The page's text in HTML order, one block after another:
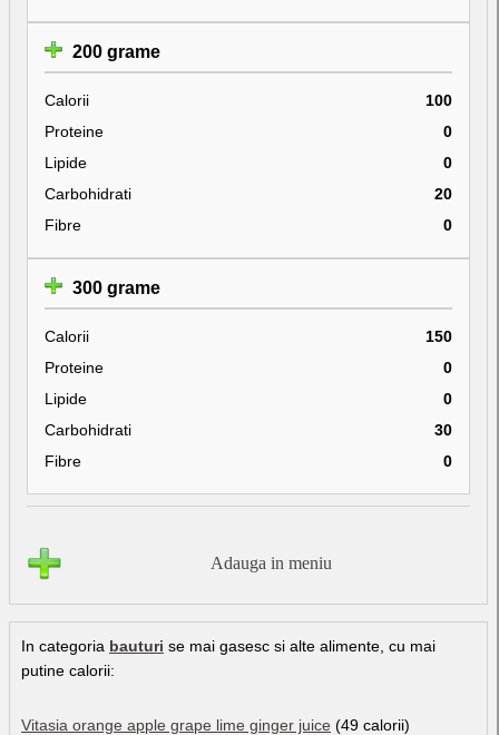
200 grame
Calorii
100
Proteine
0
Lipide
0
Carbohidrati
20
Fibre
0
300 grame
Calorii
150
Proteine
0
Lipide
0
Carbohidrati
30
Fibre
0
Adauga in meniu
In categoria bauturi se mai gasesc si alte alimente, cu mai
putine calorii:
Vitasia orange apple grape lime ginger juice (49 calorii)